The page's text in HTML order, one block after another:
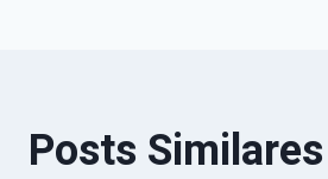
Posts Similares